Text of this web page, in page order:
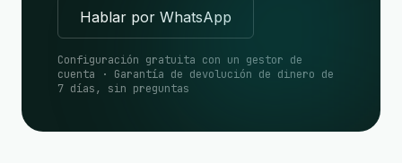
Hablar por WhatsApp
Configuración gratuita con un gestor de
cuenta · Garantía de devolución de dinero de
7 días, sin preguntas